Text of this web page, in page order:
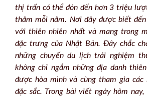
thị trấn có thể đón đến hơn 3 triệu
thăm mỗi năm. Nơi đây được biết
với thiên nhiên nhất và mang trong
đặc trưng của Nhật Bản. Đây chắc
những chuyến du lịch trải nghiệm
không chỉ ngắm những địa danh
được hòa mình và cùng tham gia các
đặc sắc. Trong bài viết ngày hôm